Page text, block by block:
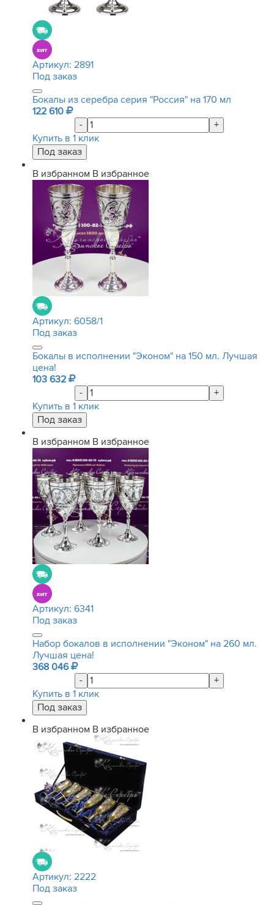
Артикул: 2891
Под заказ
Бокалы из серебра серия "Россия" на 170 мл
122 610
-
+
Купить в 1 клик
В избранном В избранное
Артикул: 6058/1
Под заказ
Бокалы в исполнении "Эконом" на 150 мл. Лучшая
цена!
103 632
-
+
Купить в 1 клик
В избранном В избранное
Артикул: 6341
Под заказ
Набор бокалов в исполнении "Эконом" на 260 мл.
Лучшая цена!
368 046
-
+
Купить в 1 клик
В избранном В избранное
Артикул: 2222
Под заказ